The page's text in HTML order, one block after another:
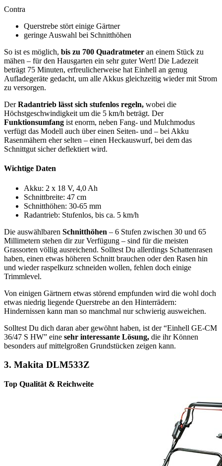
Contra
Querstrebe stört einige Gärtner
geringe Auswahl bei Schnitthöhen
So ist es möglich, bis zu 700 Quadratmeter an einem Stück zu
mähen – für den Hausgarten ein sehr guter Wert! Die Ladezeit
beträgt 75 Minuten, erfreulicherweise hat Einhell an genug
Aufladegeräte gedacht, um alle Akkus gleichzeitig wieder mit Strom
zu versorgen.
DerRadantrieb lässt sich stufenlos regeln, wobei die
Höchstgeschwindigkeit um die 5 km/h beträgt. Der
Funktionsumfang ist enorm, neben Fang- und Mulchmodus
verfügt das Modell auch über einen Seiten- und – bei Akku
Rasenmähern eher selten – einen Heckauswurf, bei dem das
Schnittgut sicher deflektiert wird.
Wichtige Daten
Akku: 2 x 18 V, 4,0 Ah
Schnittbreite: 47 cm
Schnitthöhen: 30-65 mm
Radantrieb: Stufenlos, bis ca. 5 km/h
Die auswählbaren Schnitthöhen – 6 Stufen zwischen 30 und 65
Millimetern stehen dir zur Verfügung – sind für die meisten
Grassorten völlig ausreichend. Solltest Du allerdings Schattenrasen
haben, einen etwas höheren Schnitt brauchen oder den Rasen hin
und wieder raspelkurz schneiden wollen, fehlen doch einige
Trimmlevel.
Von einigen Gärtnern etwas störend empfunden wird die wohl doch
etwas niedrig liegende Querstrebe an den Hinterrädern:
Hindernissen kann man so manchmal nur schwierig ausweichen.
Solltest Du dich daran aber gewöhnt haben, ist der “Einhell GE-CM
36/47 S HW” eine sehr interessante Lösung, die ihr Können
besonders auf mittelgroßen Grundstücken zeigen kann.
3. Makita DLM533Z
Top Qualität & Reichweite